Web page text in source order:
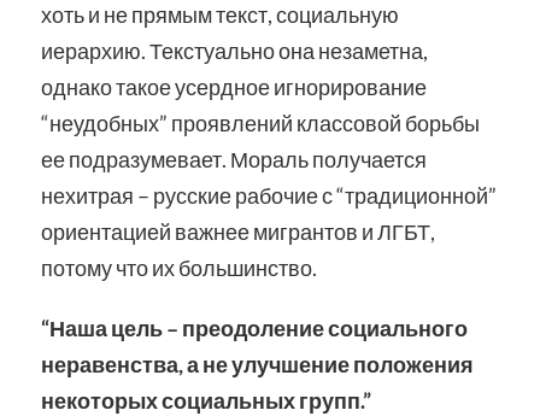
хоть и не прямым текст, социальную
иерархию. Текстуально она незаметна,
однако такое усердное игнорирование
“неудобных” проявлений классовой борьбы
ее подразумевает. Мораль получается
нехитрая – русские рабочие с “традиционной”
ориентацией важнее мигрантов и ЛГБТ,
потому что их большинство.
“Наша цель – преодоление социального
неравенства, а не улучшение положения
некоторых социальных групп.”